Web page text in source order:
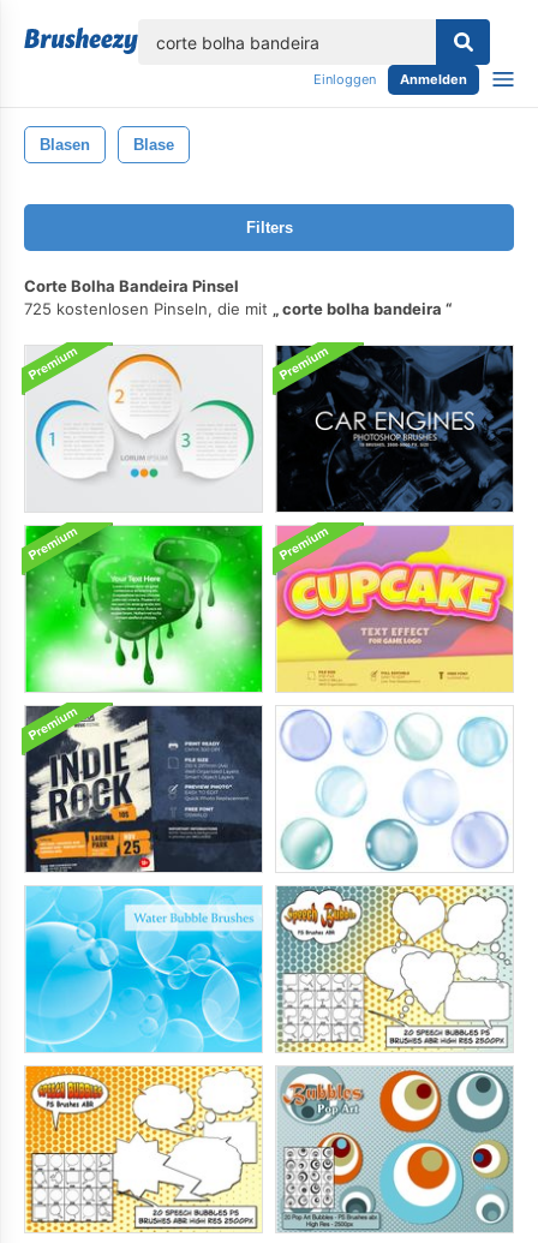
Einloggen Anmelden
Blasen Blase
Filters
Corte Bolha Bandeira Pinsel
725 kostenlosen Pinseln, die mit
corte bolha bandeira